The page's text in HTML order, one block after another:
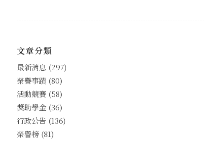
文章分類
最新消息 (297)
榮譽事蹟 (80)
活動競賽 (58)
獎助學金(36)
行政公告 (136)
榮譽榜(81)